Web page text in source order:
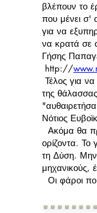
βλέπουν το
που μένει σ'
για να
να κρατά σε
Γήσης
http://
Τέλος για να
της
Νότιος
Ακόμα θα
ορίζοντα.
τη Δύση. Μην
μηχανικούς,
Οι φάροι